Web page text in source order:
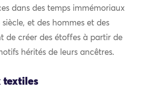
dans des temps immémoriaux
et des hommes et des
de créer des étoffes à partir de
hérités de leurs ancêtres.
textiles